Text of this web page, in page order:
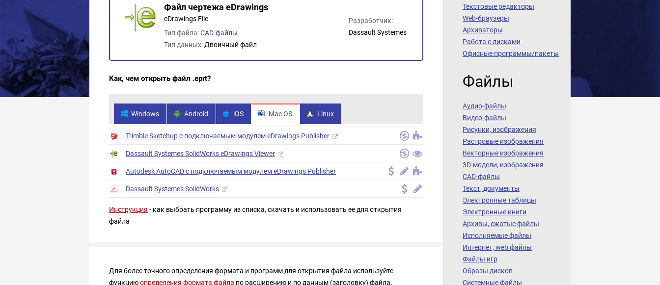
Файл чертежа eDrawings
eDrawings File
Тип файла:CAD-файлы
Тип данных: Двоичный файл
Разработчик:
Dassault Systemes
Как, чем открыть файл .eprt?
Windows Android iOS Mac OS Linux
Trimble Sketchup с подключаемым модулем eDrawings Publisher
Dassault Systemes SolidWorks eDrawings Viewer
Autodesk AutoCAD с подключаемым модулем eDrawings Publisher
Dassault Systemes SolidWorks
Инструкция - как выбрать программу из списка, скачать и использовать ее для открытия
файла
Для более точного определения формата и программ для открытия файла используйте
функциюопределения формата файла по расширению и по данным (заголовку) файла.
Текстовые редакторы
Web-браузеры
Архиваторы
Работа с дисками
Офисные программы/пакеты
Файлы
Аудио-файлы
Видео-файлы
Рисунки, изображения
Растровые изображения
Векторные изображения
3D-модели, изображения
CAD-файлы
Текст, документы
Электронные таблицы
Электронные книги
Архивы, сжатые файлы
Исполняемые файлы
Интернет, web файлы
Файлы игр
Образы дисков
Системные файлы